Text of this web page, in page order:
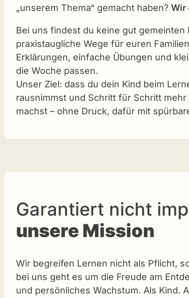
„unserem Thema“ gemacht haben? Wir
Bei uns findest du keine gut gemeinten
praxistaugliche Wege für euren
Erklärungen, einfache Übungen und
die Woche passen.
Unser Ziel: dass du dein Kind beim
rausnimmst und Schritt für Schritt
machst – ohne Druck, dafür mit
Garantiert nicht
unsere Mission
Wir begreifen Lernen nicht als Pflicht,
bei uns geht es um die Freude am
und persönliches Wachstum. Als Kind.